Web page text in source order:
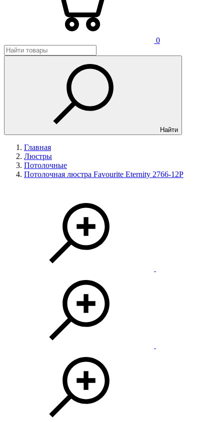
0
Найти
Главная
Люстры
Потолочные
Потолочная люстра Favourite Eternity 2766-12P